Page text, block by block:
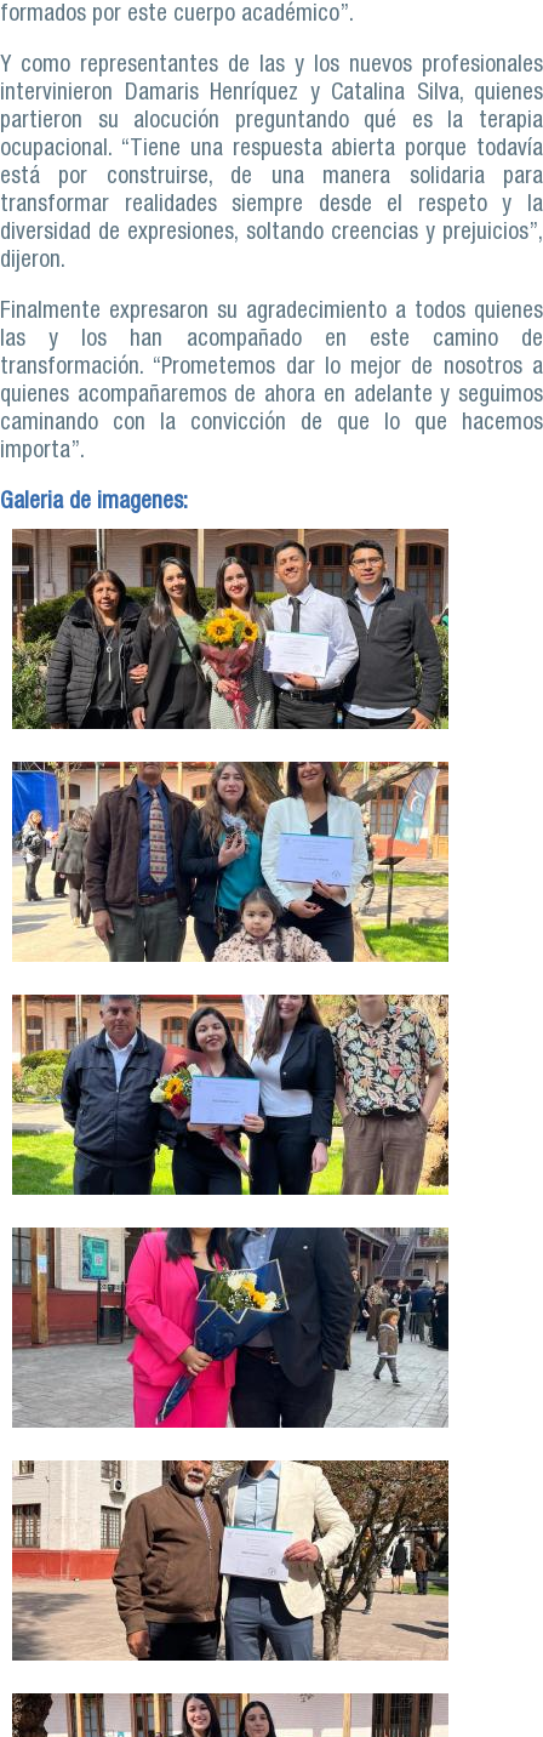
formados por este cuerpo académico”.
Y como representantes de las y los nuevos profesionales
intervinieron Damaris Henríquez y Catalina Silva, quienes
partieron su alocución preguntando qué es la terapia
ocupacional. “Tiene una respuesta abierta porque todavía
está por construirse, de una manera solidaria para
transformar realidades siempre desde el respeto y la
diversidad de expresiones, soltando creencias y prejuicios”,
dijeron.
Finalmente expresaron su agradecimiento a todos quienes
las y los han acompañado en este camino de
transformación. “Prometemos dar lo mejor de nosotros a
quienes acompañaremos de ahora en adelante y seguimos
caminando con la convicción de que lo que hacemos
importa”.
Galeria de imagenes: